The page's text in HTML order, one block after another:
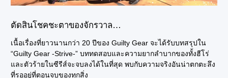
ตัดสินโชคชะตาของจักรวาล…
เนื้อเรื่องที่ยาวนานกว่า 20 ปีของ Guilty Gear จะได้รับบทสรุปใน
“Guilty Gear -Strive-” บททดสอบและความยากลำบากของทั้งฮีโร่
และตัวร้ายในซีรีส์จะจบลงได้ในที่สุด พบกับความจริงอันน่าตกตะลึง
ที่รออยู่ที่ตอนจบของทุกสิ่ง